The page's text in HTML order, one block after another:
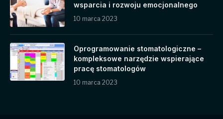
wsparcia i rozwoju emocjonalnego
10 marca 2023
Oprogramowanie stomatologiczne –
kompleksowe narzędzie wspierające
pracę stomatologów
10 marca 2023